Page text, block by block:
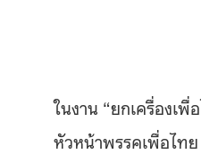
ในงาน “ยกเครื่องเ
หัวหน้าพรรคเพื่อไท